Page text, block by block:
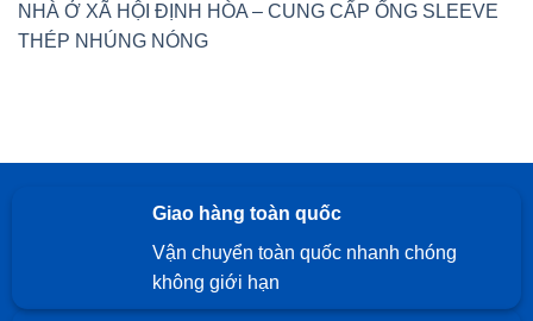
NHÀ Ở XÃ HỘI ĐỊNH HÒA – CUNG CẤP ỐNG SLEEVE
THÉP NHÚNG NÓNG
Giao hàng toàn quốc
Vận chuyển toàn quốc nhanh chóng
không giới hạn